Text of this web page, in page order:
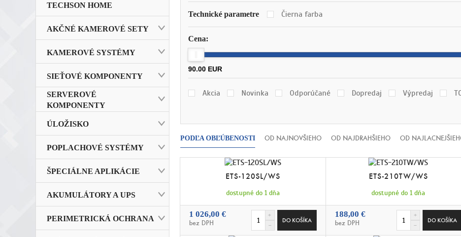
TECHSON HOME
AKČNÉ KAMEROVÉ SETY
KAMEROVÉ SYSTÉMY
SIEŤOVÉ KOMPONENTY
SERVEROVÉ
KOMPONENTY
ÚLOŽISKO
POPLACHOVÉ SYSTÉMY
ŠPECIÁLNE APLIKÁCIE
AKUMULÁTORY A UPS
PERIMETRICKÁ OCHRANA
Technické parametre Čierna farba
Cena:
90.00 EUR
Akcia Novinka Odporúčané Dopredaj Výpredaj
PODĽA OBĽÚBENOSTI OD NAJNOVŠIEHO OD NAJDRAHŠIEHO OD
ETS-120SL/WS
dostupné do 1 dňa
1 026,00 €
bez DPH
ETS-210TW/WS
dostupné do 1 dňa
188,00 €
bez DPH